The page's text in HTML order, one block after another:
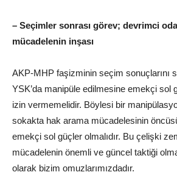
– Seçimler sonrası görev; devrimci
mücadelenin inşası
AKP-MHP faşizminin seçim sonuçlarını
YSK’da manipüle edilmesine emekçi sol
izin vermemelidir. Böylesi bir
sokakta hak arama mücadelesinin
emekçi sol güçler olmalıdır. Bu çelişki
mücadelenin önemli ve güncel taktiği
olarak bizim omuzlarımızdadır.